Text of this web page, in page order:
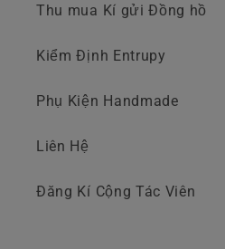
Thu mua Kí gửi Đồng hồ
Kiểm Định Entrupy
Phụ Kiện Handmade
Liên Hệ
Đăng Kí Cộng Tác Viên